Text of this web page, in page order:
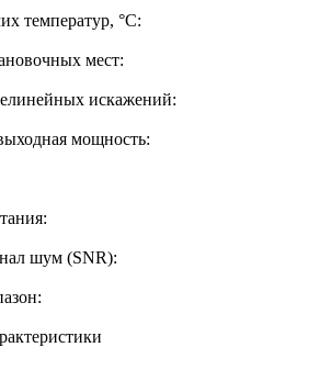
температур, °C:
мест:
искажений:
мощность:
шум (SNR):